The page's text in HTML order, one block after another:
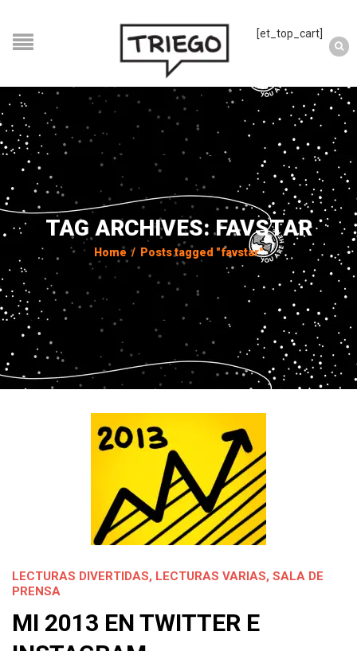
[et_top_cart]
TAG ARCHIVES: FAVSTAR
Home / Posts tagged "favstar"
LECTURAS DIVERTIDAS, LECTURAS VARIAS, SALA DE
PRENSA
MI 2013 EN TWITTER E